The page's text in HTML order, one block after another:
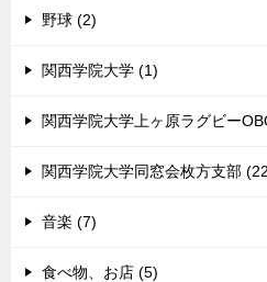
野球 (2)
関西学院大学 (1)
関西学院大学上ヶ原ラグビー
関西学院大学同窓会枚方支部
音楽 (7)
食べ物、お店 (5)